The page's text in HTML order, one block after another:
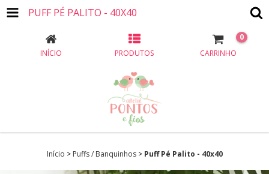
PUFF PÉ PALITO - 40X40
INÍCIO PRODUTOS CARRINHO
0
Início > Puffs / Banquinhos > Puff Pé Palito - 40x40